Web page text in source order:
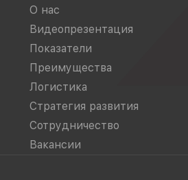
О нас
Видеопрезентация
Показатели
Преимущества
Логистика
Стратегия развития
Сотрудничество
Вакансии